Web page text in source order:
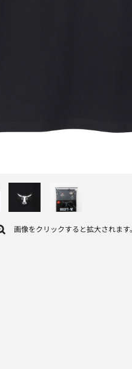
画像をクリックすると拡大されます